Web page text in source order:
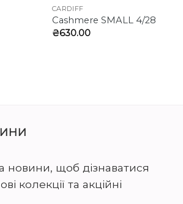
CARDIFF
Cashmere SMALL 4/28
₴630.00
новини, щоб дізнаватися
колекції та акційні